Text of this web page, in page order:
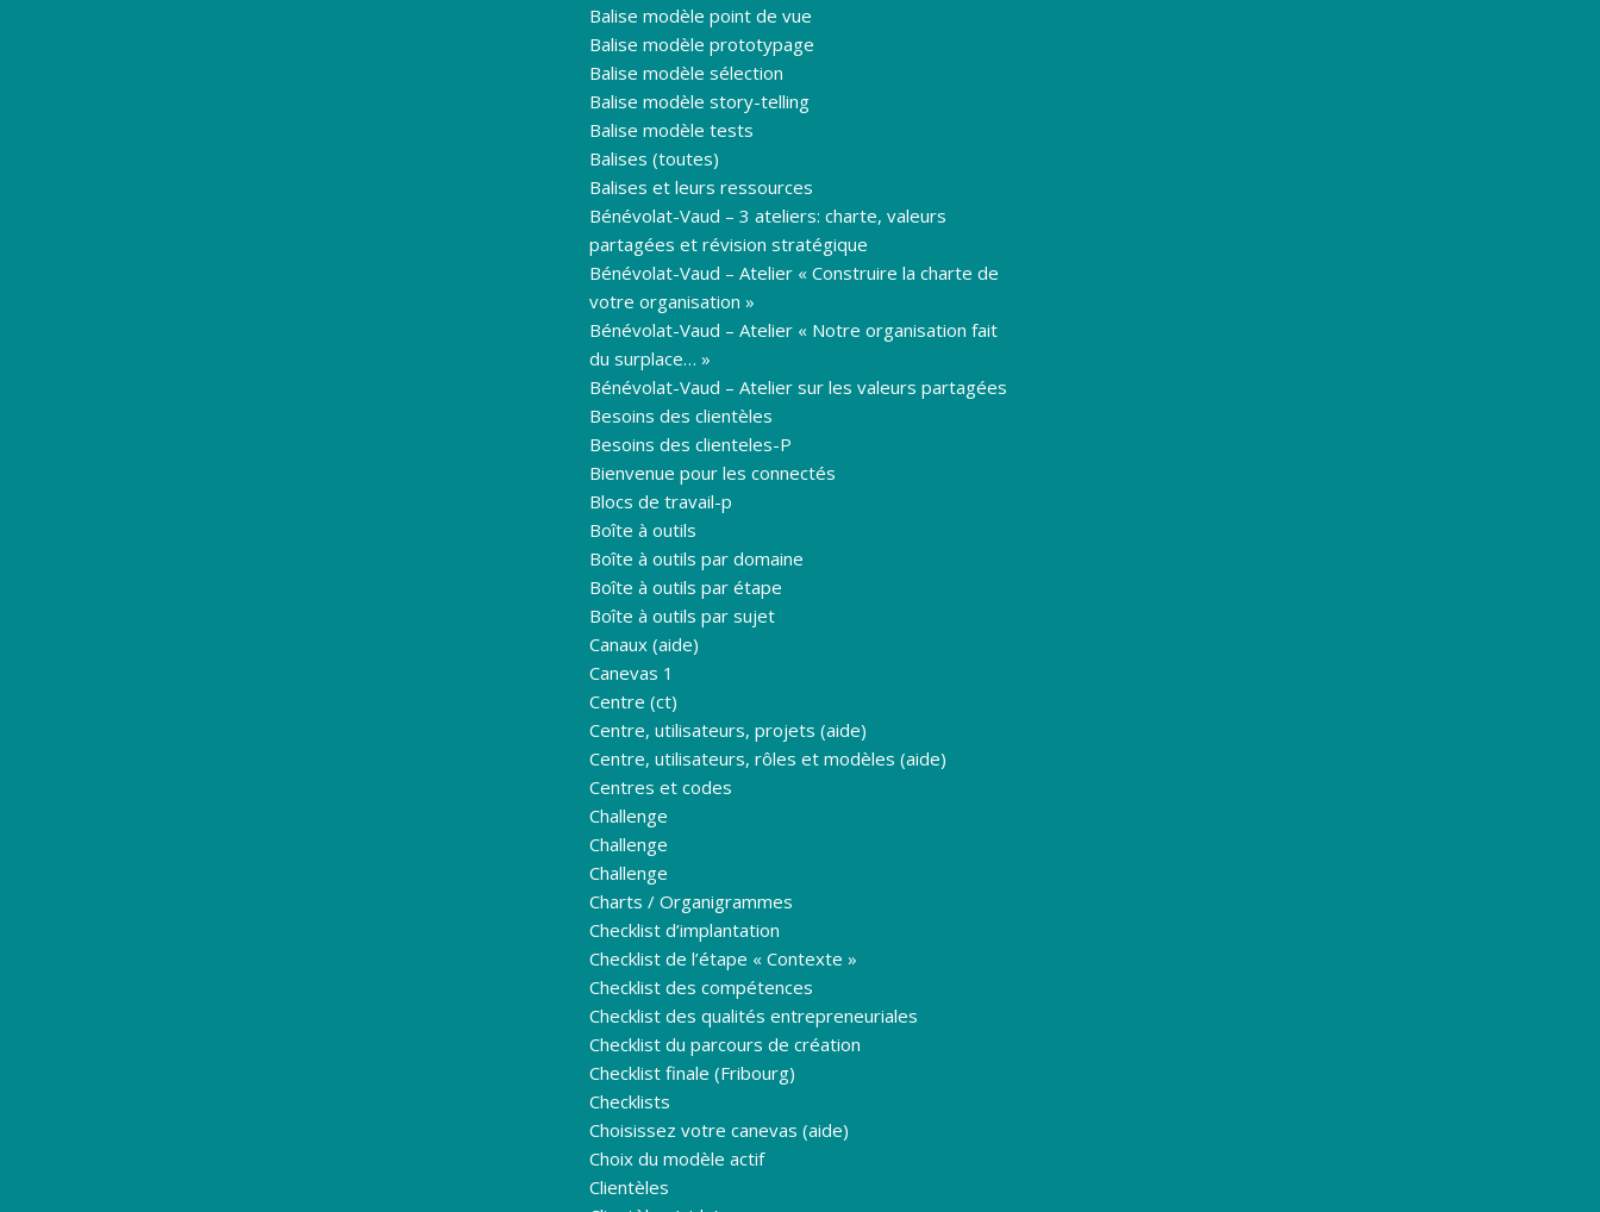
Balise modèle point de vue
Balise modèle prototypage
Balise modèle sélection
Balise modèle story-telling
Balise modèle tests
Balises (toutes)
Balises et leurs ressources
Bénévolat-Vaud – 3 ateliers: charte, valeurs
partagées et révision stratégique
Bénévolat-Vaud – Atelier « Construire la charte de
votre organisation »
Bénévolat-Vaud – Atelier « Notre organisation fait
du surplace… »
Bénévolat-Vaud – Atelier sur les valeurs partagées
Besoins des clientèles
Besoins des clienteles-P
Bienvenue pour les connectés
Blocs de travail-p
Boîte à outils
Boîte à outils par domaine
Boîte à outils par étape
Boîte à outils par sujet
Canaux (aide)
Canevas 1
Centre (ct)
Centre, utilisateurs, projets (aide)
Centre, utilisateurs, rôles et modèles (aide)
Centres et codes
Challenge
Challenge
Challenge
Charts / Organigrammes
Checklist d’implantation
Checklist de l’étape « Contexte »
Checklist des compétences
Checklist des qualités entrepreneuriales
Checklist du parcours de création
Checklist finale (Fribourg)
Checklists
Choisissez votre canevas (aide)
Choix du modèle actif
Clientèles